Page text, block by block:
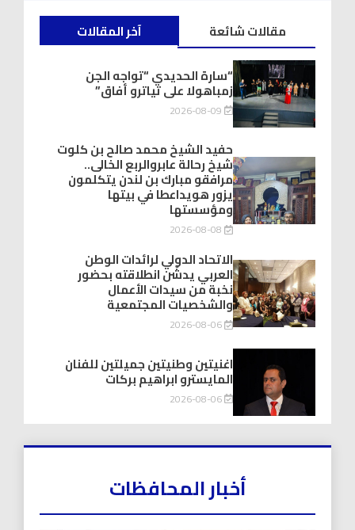
آخر المقالات
مقالات شائعة
“سارة الحديدي “تواجه الجن
زمباهولا على تياترو أفاق”
2026-08-09
حفيد الشيخ محمد صالح بن كلوت
شيخ رحالة عابروالربع الخالى..
مرافقو مبارك بن لندن يتكلمون
يزور هويداعطا في بيتها
ومؤسستها
2026-08-08
الاتحاد الدولي لرائدات الوطن
العربي يدشّن انطلاقته بحضور
نخبة من سيدات الأعمال
والشخصيات المجتمعية
2026-08-06
اغنيتين وطنيتين جميلتين للفنان
المايسترو ابراهيم بركات
2026-08-06
أخبار المحافظات